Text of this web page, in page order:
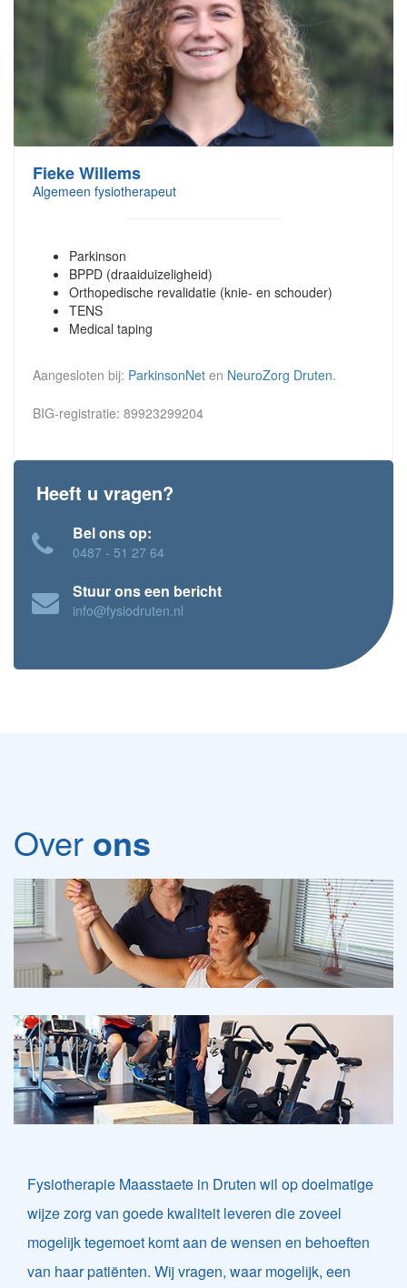
Fieke Willems
Algemeen fysiotherapeut
Parkinson
BPPD (draaiduizeligheid)
Orthopedische revalidatie (knie- en schouder)
TENS
Medical taping
Aangesloten bij: ParkinsonNet en NeuroZorg Druten.
BIG-registratie: 89923299204
Heeft u vragen?
Bel ons op:
0487 - 51 27 64
Stuur ons een bericht
info@fysiodruten.nl
Over ons
Fysiotherapie Maasstaete in Druten wil op doelmatige
wijze zorg van goede kwaliteit leveren die zoveel
mogelijk tegemoet komt aan de wensen en behoeften
van haar patiënten. Wij vragen, waar mogelijk, een